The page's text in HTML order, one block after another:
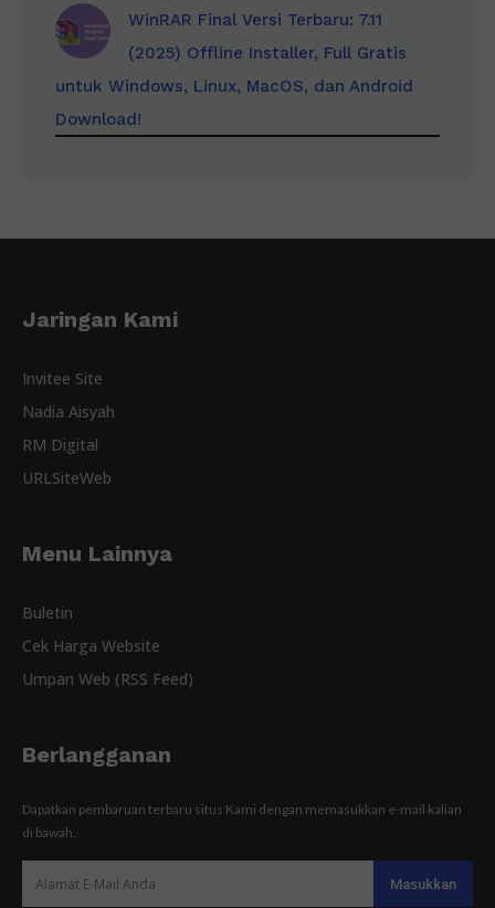
WinRAR Final Versi Terbaru: 7.11
(2025) Offline Installer, Full Gratis
untuk Windows, Linux, MacOS, dan Android
Download!
Jaringan Kami
Invitee Site
Nadia Aisyah
RM Digital
URLSiteWeb
Menu Lainnya
Buletin
Cek Harga Website
Umpan Web (RSS Feed)
Berlangganan
Dapatkan pembaruan terbaru situs Kami dengan memasukkan e-mail kalian
di bawah.